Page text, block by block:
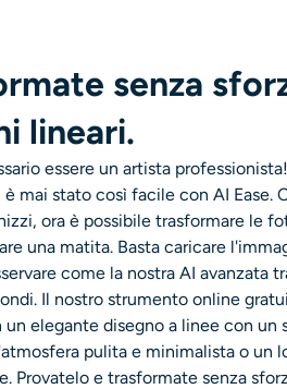
senza
lineari.
essere un artista
è mai stato così facile con AI Ease.
ora è possibile trasformare le
una matita. Basta caricare
come la nostra AI avanzata
Il nostro strumento online
un elegante disegno a linee con un
pulita e minimalista o un
Provatelo e trasformate senza